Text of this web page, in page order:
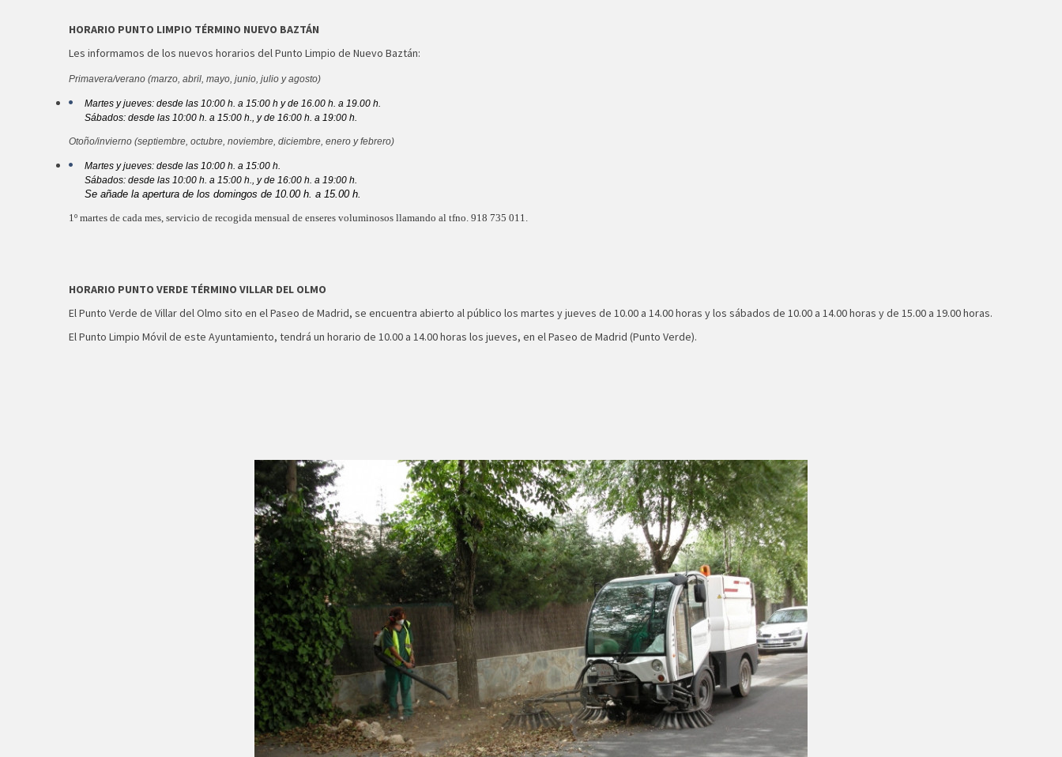
HORARIO PUNTO LIMPIO TÉRMINO NUEVO BAZTÁN
Les informamos de los nuevos horarios del Punto Limpio de Nuevo Baztán:
Primavera/verano (marzo, abril, mayo, junio, julio y agosto)
Martes y jueves: desde las 10:00 h. a 15:00 h y de 16.00 h. a 19.00 h.
Sábados: desde las 10:00 h. a 15:00 h., y de 16:00 h. a 19:00 h.
Otoño/invierno (septiembre, octubre, noviembre, diciembre, enero y febrero)
Martes y jueves: desde las 10:00 h. a 15:00 h.
Sábados: desde las 10:00 h. a 15:00 h., y de 16:00 h. a 19:00 h.
Se añade la apertura de los domingos de 10.00 h. a 15.00 h.
1º martes de cada mes, servicio de recogida mensual de enseres voluminosos llamando al tfno. 918 735 011.
HORARIO PUNTO VERDE TÉRMINO VILLAR DEL OLMO
El Punto Verde de Villar del Olmo sito en el Paseo de Madrid, se encuentra abierto al público los martes y jueves de 10.00 a 14.00 horas y los sábados de 10.00 a 14.00 horas y de 15.00 a 19.00 horas.
El Punto Limpio Móvil de este Ayuntamiento, tendrá un horario de 10.00 a 14.00 horas los jueves, en el Paseo de Madrid (Punto Verde).